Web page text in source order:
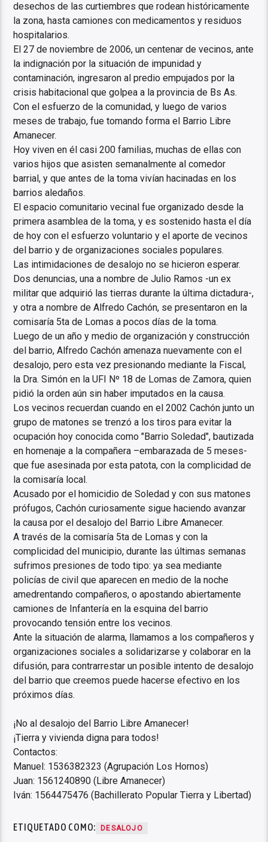
desechos de las curtiembres que rodean históricamente
la zona, hasta camiones con medicamentos y residuos
hospitalarios.
El 27 de noviembre de 2006, un centenar de vecinos, ante
la indignación por la situación de impunidad y
contaminación, ingresaron al predio empujados por la
crisis habitacional que golpea a la provincia de Bs As.
Con el esfuerzo de la comunidad, y luego de varios
meses de trabajo, fue tomando forma el Barrio Libre
Amanecer.
Hoy viven en él casi 200 familias, muchas de ellas con
varios hijos que asisten semanalmente al comedor
barrial, y que antes de la toma vivían hacinadas en los
barrios aledaños.
El espacio comunitario vecinal fue organizado desde la
primera asamblea de la toma, y es sostenido hasta el día
de hoy con el esfuerzo voluntario y el aporte de vecinos
del barrio y de organizaciones sociales populares.
Las intimidaciones de desalojo no se hicieron esperar.
Dos denuncias, una a nombre de Julio Ramos -un ex
militar que adquirió las tierras durante la última dictadura-,
y otra a nombre de Alfredo Cachón, se presentaron en la
comisaría 5ta de Lomas a pocos días de la toma.
Luego de un año y medio de organización y construcción
del barrio, Alfredo Cachón amenaza nuevamente con el
desalojo, pero esta vez presionando mediante la Fiscal,
la Dra. Simón en la UFI Nº 18 de Lomas de Zamora, quien
pidió la orden aún sin haber imputados en la causa.
Los vecinos recuerdan cuando en el 2002 Cachón junto un
grupo de matones se trenzó a los tiros para evitar la
ocupación hoy conocida como "Barrio Soledad", bautizada
en homenaje a la compañera –embarazada de 5 meses-
que fue asesinada por esta patota, con la complicidad de
la comisaría local.
Acusado por el homicidio de Soledad y con sus matones
prófugos, Cachón curiosamente sigue haciendo avanzar
la causa por el desalojo del Barrio Libre Amanecer.
A través de la comisaría 5ta de Lomas y con la
complicidad del municipio, durante las últimas semanas
sufrimos presiones de todo tipo: ya sea mediante
policías de civil que aparecen en medio de la noche
amedrentando compañeros, o apostando abiertamente
camiones de Infantería en la esquina del barrio
provocando tensión entre los vecinos.
Ante la situación de alarma, llamamos a los compañeros y
organizaciones sociales a solidarizarse y colaborar en la
difusión, para contrarrestar un posible intento de desalojo
del barrio que creemos puede hacerse efectivo en los
próximos días.
¡No al desalojo del Barrio Libre Amanecer!
¡Tierra y vivienda digna para todos!
Contactos:
Manuel: 1536382323 (Agrupación Los Hornos)
Juan: 1561240890 (Libre Amanecer)
Iván: 1564475476 (Bachillerato Popular Tierra y Libertad)
ETIQUETADO COMO: DESALOJO